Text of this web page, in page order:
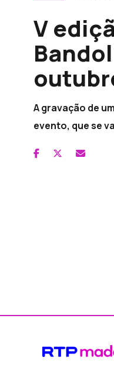
V
A gravação de
evento, que se